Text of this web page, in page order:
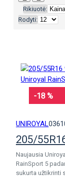
Rikiuotė:
Rodyti:
-18 %
UNIROYAL
Naujausia Uniroyal
RainSport 5
sukurta užtikrinti